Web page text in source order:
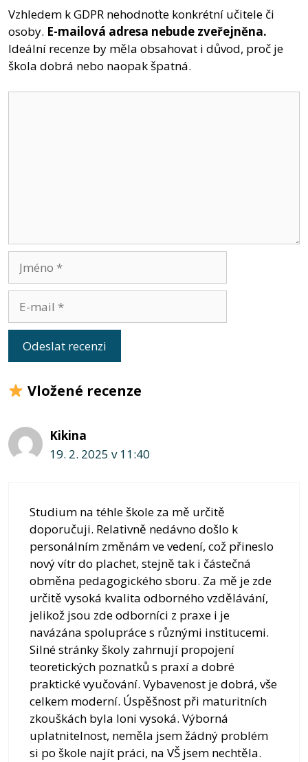
Vložené recenze
Kikina
19. 2. 2025 v 11:40
Studium na téhle škole za mě určitě
doporučuji. Relativně nedávno došlo k
personálním změnám ve vedení, což přineslo
nový vítr do plachet, stejně tak i částečná
obměna pedagogického sboru. Za mě je zde
určitě vysoká kvalita odborného vzdělávání,
jelikož jsou zde odborníci z praxe i je
navázána spolupráce s různými institucemi.
Silné stránky školy zahrnují propojení
teoretických poznatků s praxí a dobré
praktické vyučování. Vybavenost je dobrá, vše
celkem moderní. Úspěšnost při maturitních
zkouškách byla loni vysoká. Výborná
uplatnitelnost, neměla jsem žádný problém
si po škole najít práci, na VŠ jsem nechtěla.
Vzhledem k GDPR nehodnoťte konkrétní učitele či
osoby. E-mailová adresa nebude zveřejněna.
Ideální recenze by měla obsahovat i důvod, proč je
škola dobrá nebo naopak špatná.
mail